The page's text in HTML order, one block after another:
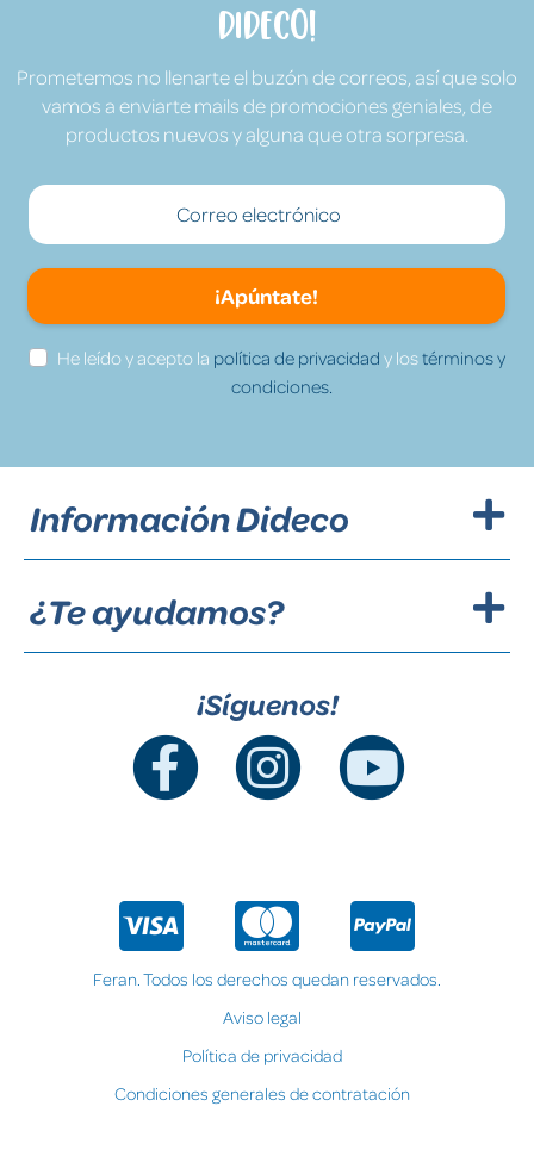
Dideco!
Prometemos no llenarte el buzón de correos, así que solo
vamos a enviarte mails de promociones geniales, de
productos nuevos y alguna que otra sorpresa.
¡Apúntate!
He leído y acepto la política de privacidad y lostérminos y
condiciones.
Información Dideco
¿Te ayudamos?
¡Síguenos!
Feran. Todos los derechos quedan reservados.
Aviso legal
Política de privacidad
Condiciones generales de contratación